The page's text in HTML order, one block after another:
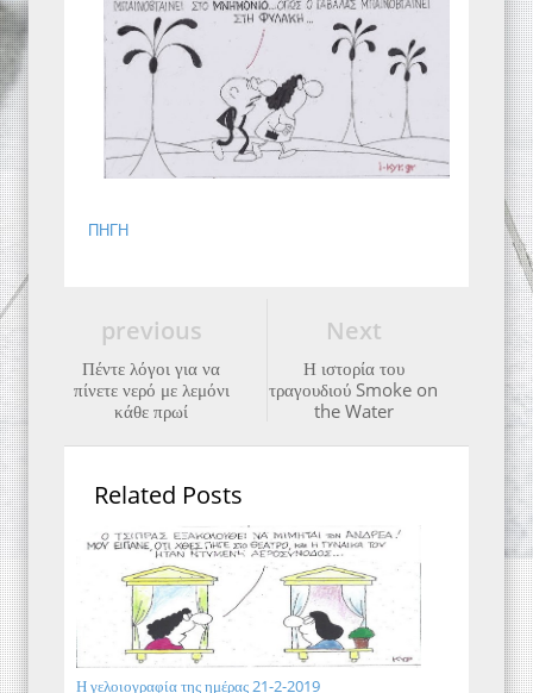
ΠΗΓΗ
Next
Η ιστορία του
τραγουδιού Smoke on
the Water
previous
Πέντε λόγοι για να
πίνετε νερό με λεμόνι
κάθε πρωί
Related Posts
Η γελοιογραφία της ημέρας 21-2-2019